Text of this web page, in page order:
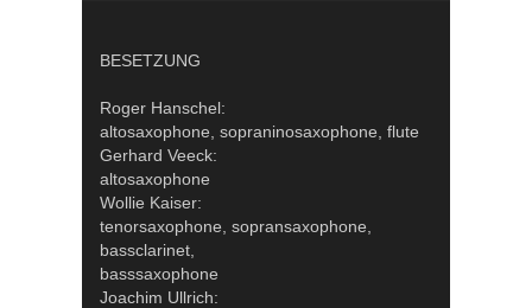
BESETZUNG
Roger Hanschel:
altosaxophone, sopraninosaxophone, flute
Gerhard Veeck:
altosaxophone
Wollie Kaiser:
tenorsaxophone, sopransaxophone,
bassclarinet,
basssaxophone
Joachim Ullrich: